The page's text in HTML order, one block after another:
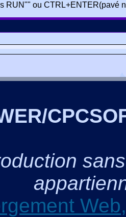
RUN"" ou CTRL+ENTER(pavé